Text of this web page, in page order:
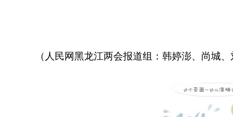
（人民网黑龙江两会报道组：韩婷澎、尚城